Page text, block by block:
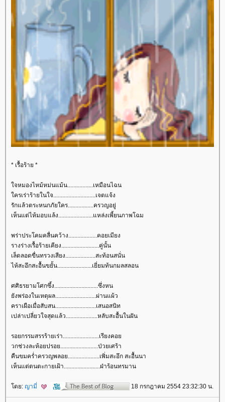
* เรื้อร้าย *
จหมองไหม้หม่นแม้น.................เหมือนไฉน
ครเร่าร้ายในใจ............................เจตแจ้ง
รักแล้วตระหนกภัยใคร.................ครวญอยู่
เห็นแต่ไห้มอบแล้ง.......................แหล่งเพี้ยนภาพโฉม
พร่าประโคมคลื่นคว้าง...................คอยเมียง
รางร่างเรื้อร้ายเคียง.........................คู่นั้น
เล็ดลอดขื่นทรวงเสียง....................สะท้อนสนั่น
ไห้สะอึกสะอื้นขยั้น.......................เยี่ยมท้นกมลสลอน
ศศิธรยามโศกซึ้ง.............................ซึ่งหน
ังพร่องในเหตุผล...........................ผ่านแผ้ว
คราเผือเมื่อสับสน...........................เสนอสนิท
เปล่าเปลี่ยวใจสุดแล้ว.....................หลับสะอื้นในฝัน
รอยกรรมสรรร้ายเร่า........................เรียงคอ
วกช่วงละห้อยปรอย.........................ป่วยเศร้า
คืนขมคร่ำครวญพลอย.....................เพิ่มสะอึก สะอื้นนา
เห็นแต่ตนตะกายเฝ้า........................ฝ่าร้อนทรมาน
ดย: ญามี่ 18 กรกฎาคม 2554 23:32:30 น.